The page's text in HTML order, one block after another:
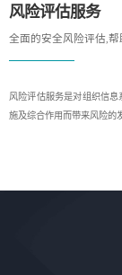
风险评估服务
全面的安全风险评估,帮
风险评估服务是对组织信
施及综合作用而带来风险的